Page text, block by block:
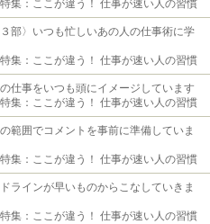
集：ここが違う！ 仕事が速い人の習慣
３部〉いつも忙しいあの人の仕事術に学
集：ここが違う！ 仕事が速い人の習慣
仕事をいつも頭にイメージしています
集：ここが違う！ 仕事が速い人の習慣
範囲でコメントを事前に準備していま
集：ここが違う！ 仕事が速い人の習慣
ラインが早いものからこなしていきま
集：ここが違う！ 仕事が速い人の習慣